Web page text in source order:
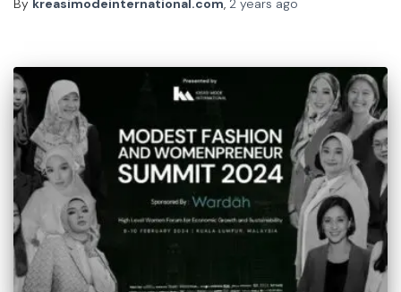
By kreasimodeinternational.com, 2 years ago